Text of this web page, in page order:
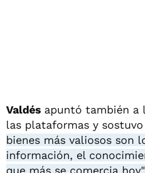
Valdés apuntó también a
las plataformas y
bienes más valiosos son
información, el
que más se comercia